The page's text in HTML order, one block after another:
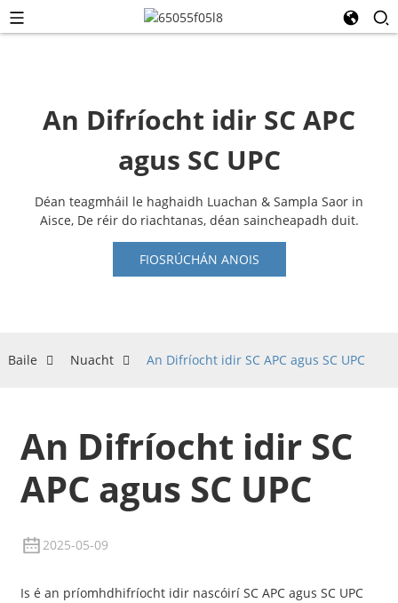
An Difríocht idir SC APC
agus SC UPC
Déan teagmháil le haghaidh Luachan & Sampla Saor in
Aisce, De réir do riachtanas, déan saincheapadh duit.
FIOSRÚCHÁN ANOIS
Baile Nuacht An Difríocht idir SC APC agus SC UPC
An Difríocht idir SC
APC agus SC UPC
2025-05-09
Is é an príomhdhifríocht idir nascóirí SC APC agus SC UPC